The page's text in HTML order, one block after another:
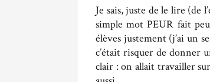
Je sais, juste de le lire (de
simple mot PEUR fait
élèves justement (j’ai un
c’était risquer de donner
clair : on allait travailler